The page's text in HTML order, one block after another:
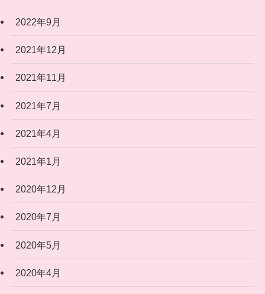
2022年9月
2021年12月
2021年11月
2021年7月
2021年4月
2021年1月
2020年12月
2020年7月
2020年5月
2020年4月